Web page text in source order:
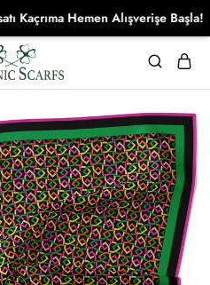
Hemen Alışverişe Başla!